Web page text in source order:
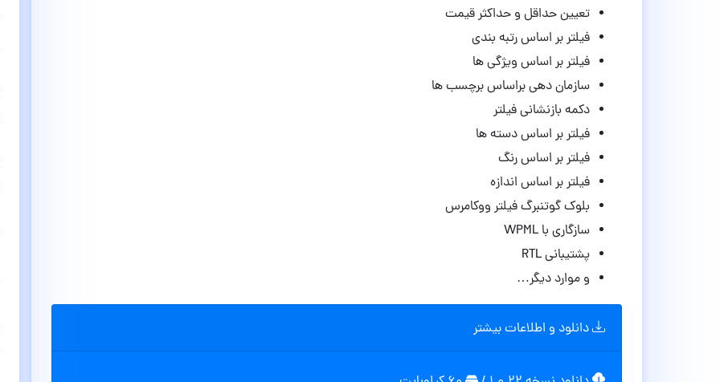
تعیین حداقل و حداکثر قیمت
فیلتر بر اساس رتبه بندی
فیلتر بر اساس ویژگی ها
سازمان دهی براساس برچسب ها
دکمه بازنشانی فیلتر
فیلتر بر اساس دسته ها
فیلتر بر اساس رنگ
فیلتر بر اساس اندازه
بلوک گوتنبرگ فیلتر ووکامرس
سازگاری با WPML
پشتیبانی RTL
و موارد دیگر…
دانلود و اطلاعات بیشتر